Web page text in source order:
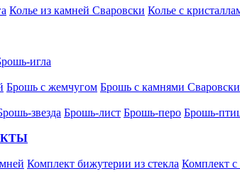
Колье из камней Сваровски Колье с
игла
Брошь с жемчугом Брошь с камнями Сваровски
звезда Брошь-лист Брошь-перо Брошь-
Комплект бижутерии из стекла Комплект